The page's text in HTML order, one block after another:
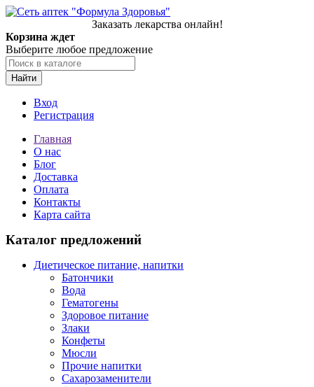
Заказать лекарства онлайн!
Корзина ждет
Выберите любое предложение
Найти
Вход
Регистрация
Главная
О нас
Блог
Доставка
Оплата
Контакты
Карта сайта
Каталог предложений
Диетическое питание, напитки
Батончики
Вода
Гематогены
Здоровое питание
Злаки
Конфеты
Мюсли
Прочие напитки
Сахарозаменители